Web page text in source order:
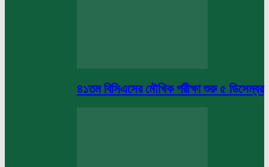
৪১তম বিসিএসের মৌখিক পরীক্ষা শুরু ৫ ডিসেম্বর